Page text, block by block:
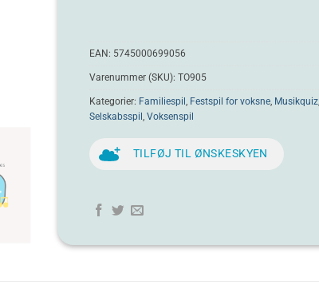
EAN: 5745000699056
Varenummer (SKU): TO905
Kategorier: Familiespil Festspil for voksne Musikquiz
Selskabsspil Voksenspil
TILFØJ TIL ØNSKESKYEN